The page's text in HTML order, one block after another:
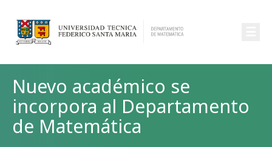
Nuevo académico se
incorpora al Departamento
de Matemática